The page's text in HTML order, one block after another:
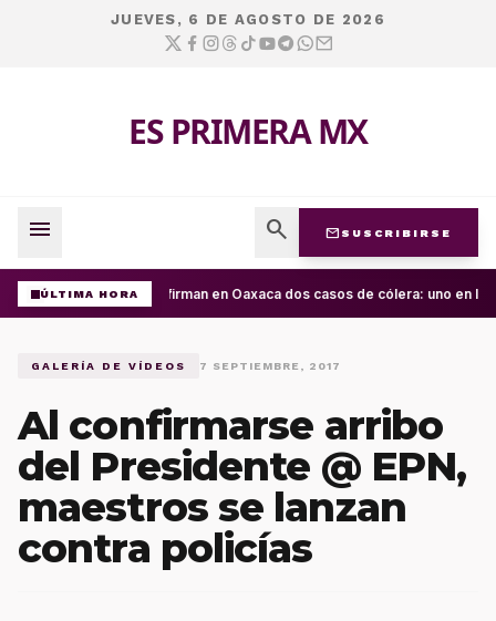
JUEVES, 6 DE AGOSTO DE 2026
ES PRIMERA MX
menu search mail SUSCRIBIRSE
ÚLTIMA HORA Confirman en Oaxaca dos casos de cólera: uno en
GALERÍA DE VÍDEOS 7 SEPTIEMBRE, 2017
Al confirmarse arribo
del Presidente @ EPN,
maestros se lanzan
contra policías